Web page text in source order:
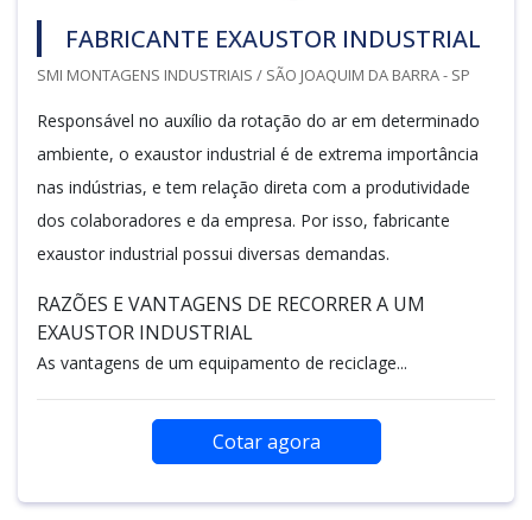
FABRICANTE EXAUSTOR INDUSTRIAL
SMI MONTAGENS INDUSTRIAIS / SÃO JOAQUIM DA BARRA - SP
Responsável no auxílio da rotação do ar em determinado
ambiente, o exaustor industrial é de extrema importância
nas indústrias, e tem relação direta com a produtividade
dos colaboradores e da empresa. Por isso, fabricante
exaustor industrial possui diversas demandas.
RAZÕES E VANTAGENS DE RECORRER A UM
EXAUSTOR INDUSTRIAL
As vantagens de um equipamento de reciclage...
Cotar agora